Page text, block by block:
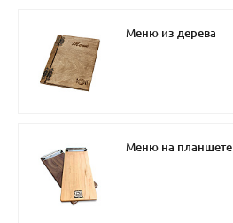
Меню из дерева
Меню на планшете